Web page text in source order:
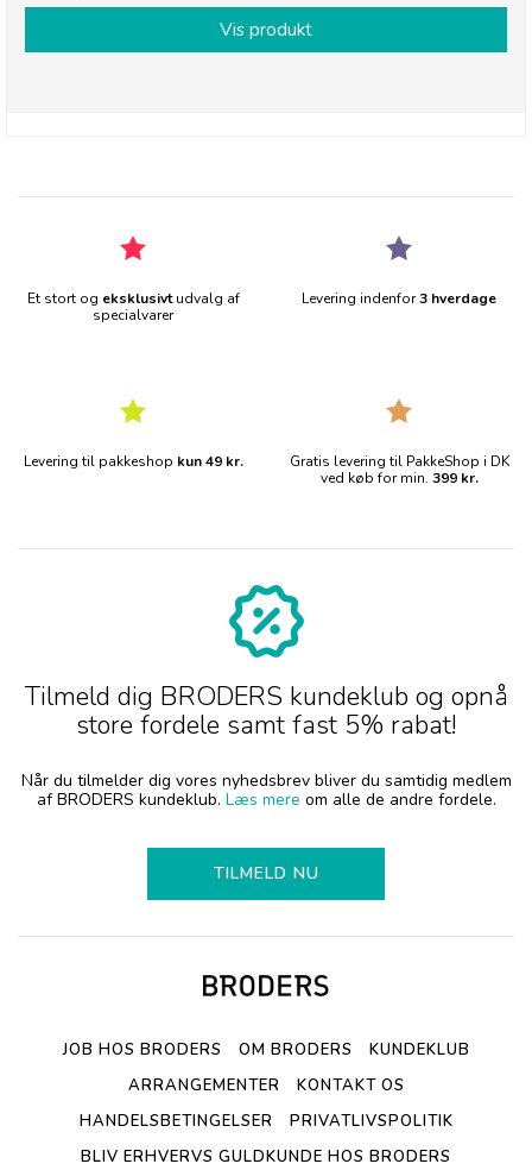
Vis produkt
Et stort og eksklusivtudvalg af
specialvarer
Levering indenfor3 hverdage
Levering til pakkeshop kun 49 kr.
Gratis levering til PakkeShop i DK
ved køb for min. 399 kr.
Tilmeld dig BRODERS kundeklub og opnå
store fordele samt fast 5% rabat!
Når du tilmelder dig vores nyhedsbrev bliver du samtidig medlem
af BRODERS kundeklub. Læs mere om alle de andre fordele.
TILMELD NU
JOB HOS BRODERS OM BRODERS
KUNDEKLUB
ARRANGEMENTER
KONTAKT OS
HANDELSBETINGELSER
PRIVATLIVSPOLITIK
BLIV ERHVERVS GULDKUNDE HOS BRODERS